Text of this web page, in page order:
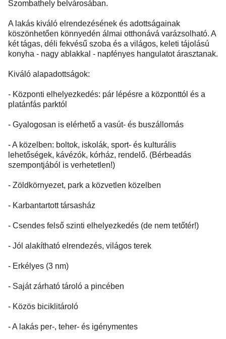
Szombathely belvárosában.
A lakás kiváló elrendezésének és adottságainak
köszönhetően könnyedén álmai otthonává varázsolható. A
két tágas, déli fekvésű szoba és a világos, keleti tájolású
konyha - nagy ablakkal - napfényes hangulatot árasztanak.
Kiváló alapadottságok:
- Központi elhelyezkedés: pár lépésre a központtól és a
platánfás parktól
- Gyalogosan is elérhető a vasút- és buszállomás
- A közelben: boltok, iskolák, sport- és kulturális
lehetőségek, kávézók, kórház, rendelő. (Bérbeadás
szempontjából is verhetetlen!)
- Zöldkörnyezet, park a közvetlen közelben
- Karbantartott társasház
- Csendes felső szinti elhelyezkedés (de nem tetőtér!)
- Jól alakítható elrendezés, világos terek
- Erkélyes (3 nm)
- Saját zárható tároló a pincében
- Közös biciklitároló
- A lakás per-, teher- és igénymentes